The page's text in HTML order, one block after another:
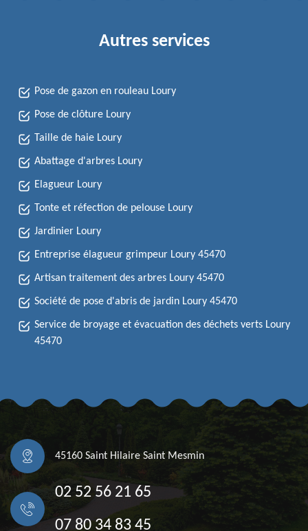
Autres services
Pose de gazon en rouleau Loury
Pose de clôture Loury
Taille de haie Loury
Abattage d'arbres Loury
Elagueur Loury
Tonte et réfection de pelouse Loury
Jardinier Loury
Entreprise élagueur grimpeur Loury 45470
Artisan traitement des arbres Loury 45470
Société de pose d'abris de jardin Loury 45470
Service de broyage et évacuation des déchets verts Loury
45470
45160 Saint Hilaire Saint Mesmin
02 52 56 21 65
07 80 34 83 45